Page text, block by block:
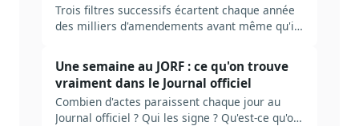
Trois filtres successifs écartent chaque année
des milliers d'amendements avant même qu'ils
règles, des seuils tolérés, et de ce que ça
change pour qui veut peser sur la loi.
Une semaine au JORF : ce qu'on trouve
vraiment dans le Journal officiel
Combien d'actes paraissent chaque jour au
Journal officiel ? Qui les signe ? Qu'est-ce qu'on